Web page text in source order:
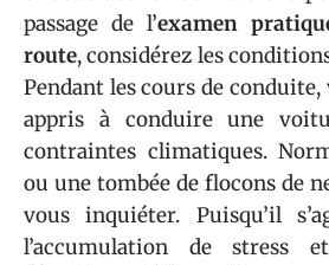
passage de l’examen
route, considérez les
Pendant les cours de
appris à conduire une
contraintes climatiques.
ou une tombée de flocons de
vous inquiéter. Puisqu’il
l’accumulation de stress